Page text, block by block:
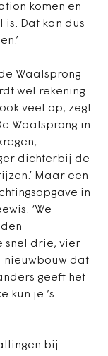
komen en
Dat kan dus
Waalsprong
wel rekening
veel op, zegt
Waalsprong in
dichterbij de
Maar een
in
‘We
snel drie, vier
nieuwbouw dat
geeft het
kun je ’s
bij